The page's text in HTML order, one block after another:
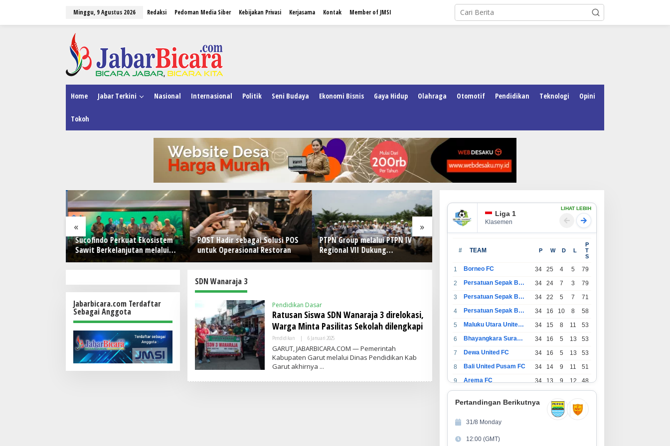
Minggu, 9 Agustus 2026 Redaksi Pedoman Media Siber Kebijakan Privasi Kerjasama Kontak Member of JMSI
Home Jabar Terkini Nasional Internasional Politik Seni Budaya Ekonomi Bisnis Gaya Hidup Olahraga Otomotif Pendidikan Teknologi Opini
Tokoh
« »
Sucofindo Perkuat Ekosistem
Sawit Berkelanjutan melalui
Circular Economy
POST Hadir sebagai Solusi POS
untuk Operasional Restoran
PTPN Group melalui PTPN IV
Regional VII Dukung
Peningkatan Kompetensi
Berlangsung Saat Malam, Tim
PT Arafura Surya Alam Dukung
Kesehatan Masyarakat Lewat
Khitanan Massal di Kotabunan
Jabarbicara.com Terdaftar
Sebagai Anggota
SDN Wanaraja 3
Pendidikan Dasar
Ratusan Siswa SDN Wanaraja 3 direlokasi,
Warga Minta Pasilitas Sekolah dilengkapi
Pendidikan | 6 Januari 2025O
E
H
M
GARUT, JABARBICARA.COM — Pemerintah
Kabupaten Garut melalui Dinas Pendidikan Kab
Garut akhirnya
Liga 1
Klasemen
LIHAT LEBIH
# TEAM P W D L
P
T
S
1 Borneo FC 34 25 4 5
79
2
Persatuan Sepak Bola Indonesia Bandung 34 24 7 3
79
3
Persatuan Sepak Bola Indonesia Jakarta 34 22 5 7
71
4
Persatuan Sepak Bola Surabaya 34 16 10 8
58
5
Maluku Utara United FC 34 15 8 11
53
6
Bhayangkara Surabaya United 34 16 5 13
53
7
Dewa United FC 34 16 5 13
53
8
Bali United Pusam FC 34 14 9 11
51
9
Arema FC 34 13 9 12
48
0
1
11 12 11
2
Pertandingan Berikutnya
31/8 Monday
12:00 (GMT)